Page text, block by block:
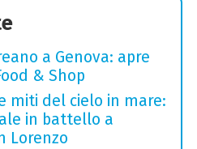
a Genova: apre
& Shop
miti del cielo in mare:
in battello a
Lorenzo